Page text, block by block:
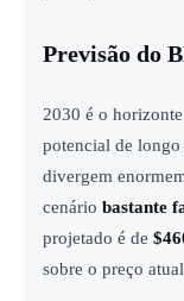
Previsão do
2030 é o
potencial de
divergem
cenário bastante
projetado é de
sobre o preço